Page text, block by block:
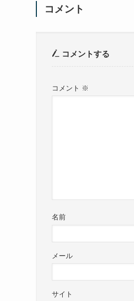
コメント
コメントする
コメント ※
名前
メール
サイト